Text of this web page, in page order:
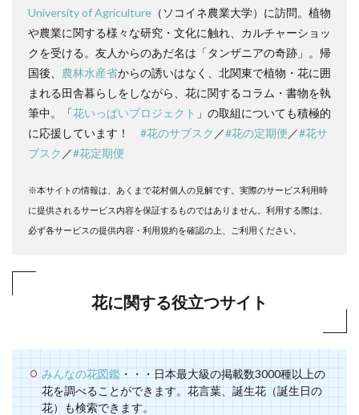
University of Agriculture （ソコイネ農業大学）に訪問。植物
や農業に関する様々な研究・文化に触れ、カルチャーショッ
クを受ける。友人からのあだ名は「タンザニアの奇跡」。帰
国後、 農林水産省からの誘いはなく、北関東で植物・花に囲
まれる田舎暮らしをしながら、花に関するコラム・書物を執
筆中。「花いっぱいプロジェクト 」の取組についても積極的
に応援しています！ #花のサブスク ／#花の定期便 ／#花サ
ブスク ／#花定期便
※本サイトの情報は、あくまで花村個人の見解です。実際のサービス利用時
に提供されるサービス内容を保証するものではありません。利用する際は、
必ず各サービスの提供内容・利用規約を確認の上、ご利用ください。
花に関する役立つサイト
みんなの花図鑑 ・・・日本最大級の掲載数3000種以上の
花を調べることができます。花言葉、誕生花（誕生日の
花）も検索できます。